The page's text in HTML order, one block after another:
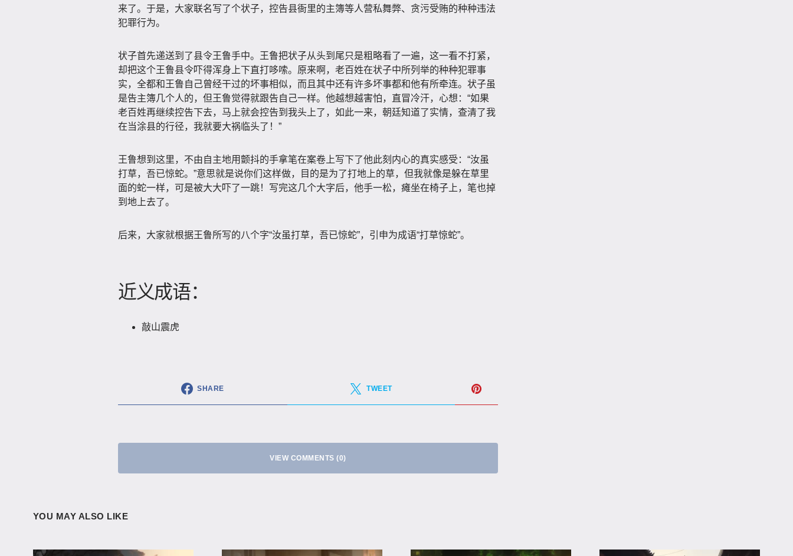
来了。于是，大家联名写了个状子，控告县衙里的主簿等人营私舞弊、贪污受贿的种种违法
犯罪行为。
状子首先递送到了县令王鲁手中。王鲁把状子从头到尾只是粗略看了一遍，这一看不打紧，
却把这个王鲁县令吓得浑身上下直打哆嗦。原来啊，老百姓在状子中所列举的种种犯罪事
实，全都和王鲁自己曾经干过的坏事相似，而且其中还有许多坏事都和他有所牵连。状子虽
是告主簿几个人的，但王鲁觉得就跟告自己一样。他越想越害怕，直冒冷汗，心想：“如果
老百姓再继续控告下去，马上就会控告到我头上了，如此一来，朝廷知道了实情，查清了我
在当涂县的行径，我就要大祸临头了！”
王鲁想到这里，不由自主地用颤抖的手拿笔在案卷上写下了他此刻内心的真实感受：“汝虽
打草，吾已惊蛇。”意思就是说你们这样做，目的是为了打地上的草，但我就像是躲在草里
面的蛇一样，可是被大大吓了一跳！写完这几个大字后，他手一松，瘫坐在椅子上，笔也掉
到地上去了。
后来，大家就根据王鲁所写的八个字“汝虽打草，吾已惊蛇”，引申为成语“打草惊蛇”。
近义成语：
敲山震虎
SHARE TWEET
VIEW COMMENTS (0)
YOU MAY ALSO LIKE